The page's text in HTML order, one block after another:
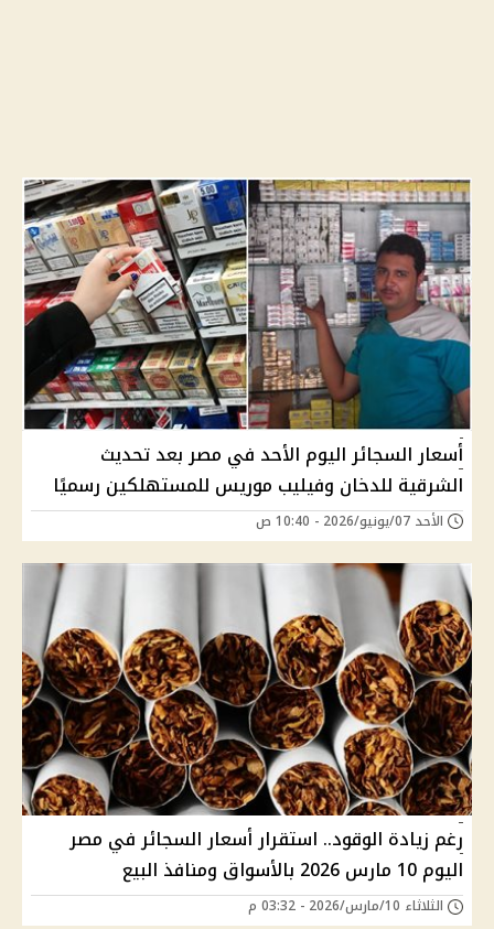
أسعار السجائر اليوم الأحد في مصر بعد تحديث
الشرقية للدخان وفيليب موريس للمستهلكين رسميًا
الأحد 07/يونيو/2026 - 10:40 ص
رغم زيادة الوقود.. استقرار أسعار السجائر في مصر
اليوم 10 مارس 2026 بالأسواق ومنافذ البيع
الثلاثاء 10/مارس/2026 - 03:32 م